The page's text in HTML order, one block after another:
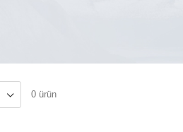
0 ürün